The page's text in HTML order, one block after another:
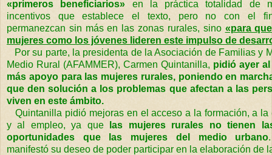
«primeros beneficiarios» en la práctica totalidad de
incentivos que establece el texto, pero no con el
permanezcan sin más en las zonas rurales, sino «para
mujeres como los jóvenes lideren este impulso de
Por su parte, la presidenta de la Asociación de Familias y
Medio Rural (AFAMMER), Carmen Quintanilla, pidió ayer
más apoyo para las mujeres rurales, poniendo en
que den solución a los problemas que afectan a las
viven en este ámbito.
Quintanilla pidió mejoras en el acceso a la formación, a la
y al empleo, ya que
las mujeres rurales no tienen
oportunidades que las mujeres del medio urbano
manifestó su deseo de poder participar en la elaboración de